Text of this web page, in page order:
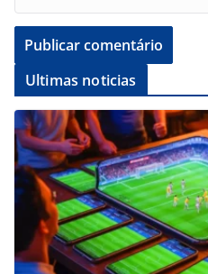
Ultimas noticias